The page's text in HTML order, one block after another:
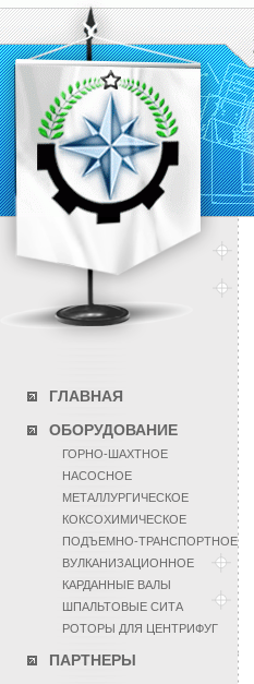
ГЛАВНАЯ
ОБОРУДОВАНИЕ
ГОРНО-ШАХТНОЕ
НАСОСНОЕ
МЕТАЛЛУРГИЧЕСКОЕ
КОКСОХИМИЧЕСКОЕ
ПОДЪЕМНО-ТРАНСПОРТНОЕ
ВУЛКАНИЗАЦИОННОЕ
КАРДАННЫЕ ВАЛЫ
ШПАЛЬТОВЫЕ СИТА
РОТОРЫ ДЛЯ ЦЕНТРИФУГ
ПАРТНЕРЫ